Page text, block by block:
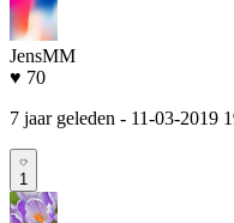
JensMM
♥ 70
7 jaar geleden - 11-03-2019
1